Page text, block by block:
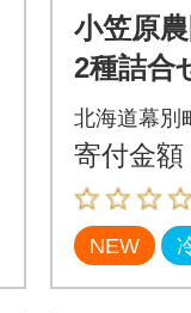
小笠原
2種詰合
g・リー
荷先行
2]
北海道幕別
寄付金額
NEW